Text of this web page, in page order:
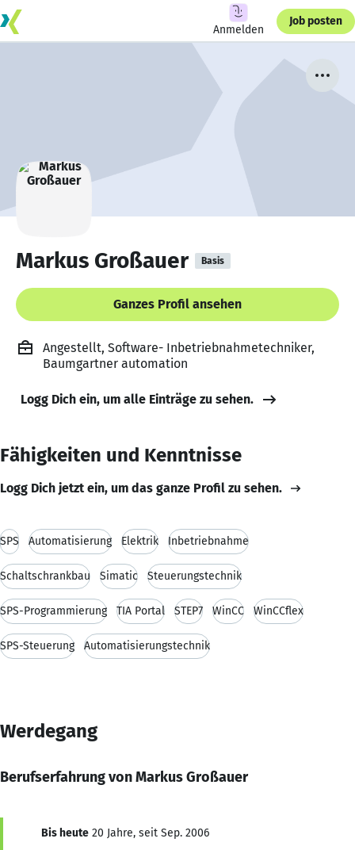
Anmelden
Job posten
Markus Großauer Basis
Ganzes Profil ansehen
Angestellt, Software- Inbetriebnahmetechniker,
Baumgartner automation
Logg Dich ein, um alle Einträge zu sehen.
Fähigkeiten und Kenntnisse
Logg Dich jetzt ein, um das ganze Profil zu sehen.
SPS Automatisierung Elektrik Inbetriebnahme
Schaltschrankbau Simatic Steuerungstechnik
SPS-Programmierung TIA Portal STEP7 WinCC WinCCflex
SPS-Steuerung Automatisierungstechnik
Werdegang
Berufserfahrung von Markus Großauer
Bis heute 20 Jahre, seit Sep. 2006